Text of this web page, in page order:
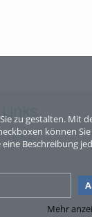
zu gestalten. Mit
können
Beschreibung
Mehr
Links
Sitemap